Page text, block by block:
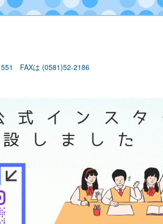
FAXは (0581)52-2186